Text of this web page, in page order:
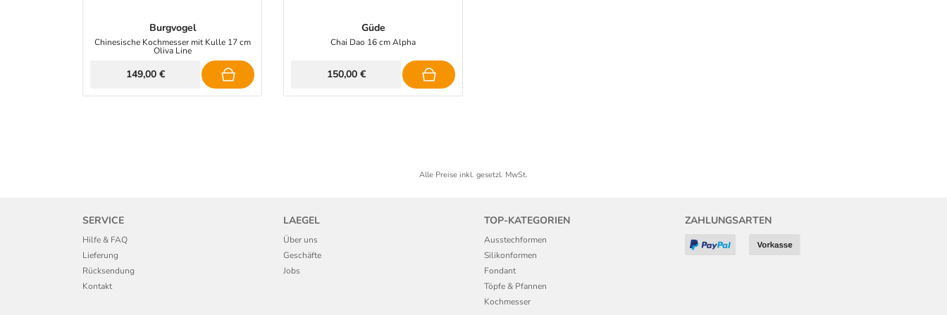
Burgvogel
Chinesische Kochmesser mit Kulle 17 cm
Oliva Line
149,00 €
Güde
Chai Dao 16 cm Alpha
150,00 €
Alle Preise inkl. gesetzl. MwSt.
SERVICE
Hilfe & FAQ
Lieferung
Rücksendung
Kontakt
LAEGEL
Über uns
Geschäfte
Jobs
TOP-KATEGORIEN
Ausstechformen
Silikonformen
Fondant
Töpfe & Pfannen
Kochmesser
ZAHLUNGSARTEN